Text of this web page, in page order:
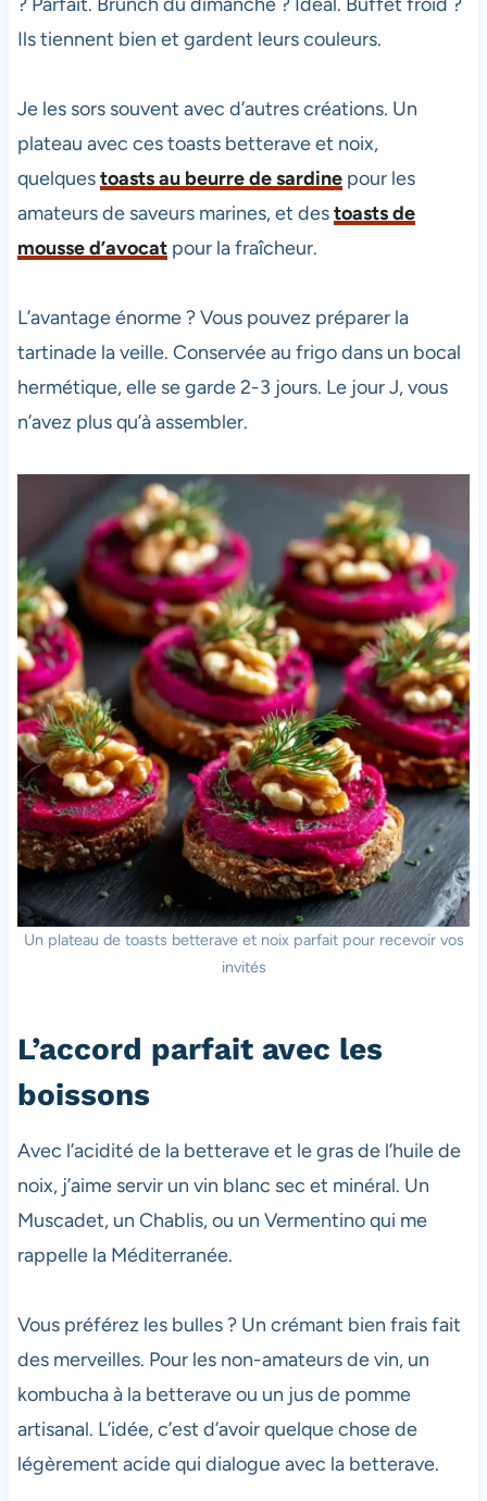
Ils tiennent bien et gardent leurs couleurs.
Je les sors souvent avec d’autres créations. Un
plateau avec ces toasts betterave et noix,
quelquestoasts au beurre de sardinepour les
amateurs de saveurs marines, et destoasts de
mousse d’avocatpour la fraîcheur.
L’avantage énorme ? Vous pouvez préparer la
tartinade la veille. Conservée au frigo dans un bocal
hermétique, elle se garde 2-3 jours. Le jour J, vous
n’avez plus qu’à assembler.
Un plateau de toasts betterave et noix parfait pour recevoir vos
invités
L’accord parfait avec les
boissons
Avec l’acidité de la betterave et le gras de l’huile de
noix, j’aime servir un vin blanc sec et minéral. Un
Muscadet, un Chablis, ou un Vermentino qui me
rappelle la Méditerranée.
Vous préférez les bulles ? Un crémant bien frais fait
des merveilles. Pour les non-amateurs de vin, un
kombucha à la betterave ou un jus de pomme
artisanal. L’idée, c’est d’avoir quelque chose de
légèrement acide qui dialogue avec la betterave.